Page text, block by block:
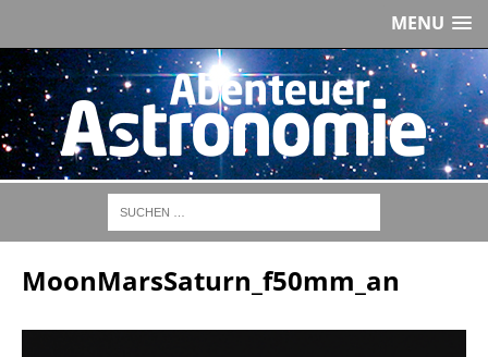
MENU
MoonMarsSaturn_f50mm_an